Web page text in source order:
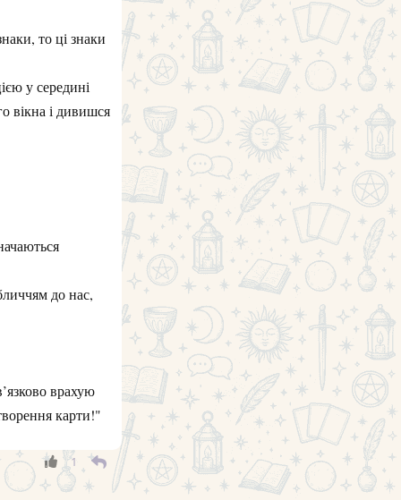
то ці знаки
у середині
вікна і дивишся
до нас,
врахую
карти!"
1